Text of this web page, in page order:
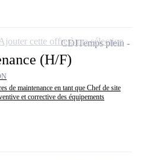
(H/F)
de maintenance en tant que Chef de site
et corrective des équipements
CDITemps plein
Ajouter cette offre à ma sélection